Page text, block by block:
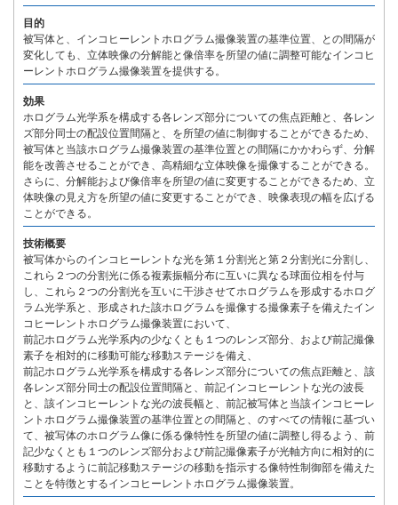
目的
被写体と、インコヒーレントホログラム撮像装置の基準位置、との間隔が
変化しても、立体映像の分解能と像倍率を所望の値に調整可能なインコヒ
ーレントホログラム撮像装置を提供する。
効果
ホログラム光学系を構成する各レンズ部分についての焦点距離と、各レン
ズ部分同士の配設位置間隔と、を所望の値に制御することができるため、
被写体と当該ホログラム撮像装置の基準位置との間隔にかかわらず、分解
能を改善させることができ、高精細な立体映像を撮像することができる。
さらに、分解能および像倍率を所望の値に変更することができるため、立
体映像の見え方を所望の値に変更することができ、映像表現の幅を広げる
ことができる。
技術概要
被写体からのインコヒーレントな光を第１分割光と第２分割光に分割し、
これら２つの分割光に係る複素振幅分布に互いに異なる球面位相を付与
し、これら２つの分割光を互いに干渉させてホログラムを形成するホログ
ラム光学系と、形成された該ホログラムを撮像する撮像素子を備えたイン
コヒーレントホログラム撮像装置において、
前記ホログラム光学系内の少なくとも１つのレンズ部分、および前記撮像
素子を相対的に移動可能な移動ステージを備え、
前記ホログラム光学系を構成する各レンズ部分についての焦点距離と、該
各レンズ部分同士の配設位置間隔と、前記インコヒーレントな光の波長
と、該インコヒーレントな光の波長幅と、前記被写体と当該インコヒーレ
ントホログラム撮像装置の基準位置との間隔と、のすべての情報に基づい
て、被写体のホログラム像に係る像特性を所望の値に調整し得るよう、前
記少なくとも１つのレンズ部分および前記撮像素子が光軸方向に相対的に
移動するように前記移動ステージの移動を指示する像特性制御部を備えた
ことを特徴とするインコヒーレントホログラム撮像装置。